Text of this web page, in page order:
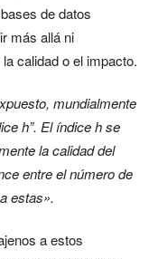
de datos
más allá ni
calidad o el impacto.
mundialmente
h”. El índice h se
la calidad del
entre el número de
estas».
a estos